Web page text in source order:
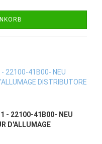
- 22100-41B00- NEU
D'ALLUMAGE